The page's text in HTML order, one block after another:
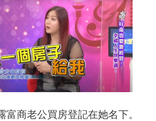
富商老公買房登記在她名下。